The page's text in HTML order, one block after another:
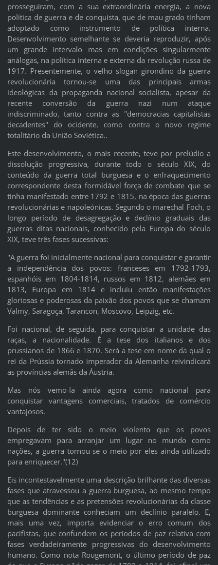
prosseguiram, com a sua extraordinária energia, a nova
política de guerra e de conquista, que de mau grado tinham
adoptado como instrumento de política interna.
Desenvolvimento semelhante se deveria reproduzir, após
um grande intervalo mas em condições singularmente
análogas, na política interna e externa da revolução russa de
1917. Presentemente, o velho slogan girondino da guerra
revolucionária tornou-se uma das principais armas
ideológicas da propaganda nacional socialista, apesar da
recente conversão da guerra nazi num ataque
indiscriminado, tanto contra as "democracias capitalistas
decadentes" do ocidente, como contra o novo regime
totalitário da União Soviética..
Este desenvolvimento, o mais recente, teve por prelúdio a
dissolução progressiva, durante todo o século XIX, do
conteúdo da guerra total burguesa e o enfraquecimento
correspondente desta formidável força de combate que se
tinha manifestado entre 1792 e 1815, na época das guerras
revolucionárias e napoleónicas. Segundo o marechal Foch, o
longo período de desagregação e declínio graduais das
guerras ditas nacionais, conhecido pela Europa do século
XIX, teve três fases sucessivas:
"A guerra foi inicialmente nacional para conquistar e garantir
a independência dos povos: franceses em 1792-1793,
espanhóis em 1804-1814, russos em 1812, alemães em
1813, Europa em 1814 e incluiu então manifestações
gloriosas e poderosas da paixão dos povos que se chamam
Valmy, Saragoça, Tarancon, Moscovo, Leipzig, etc.
Foi nacional, de seguida, para conquistar a unidade das
raças, a nacionalidade. É a tese dos italianos e dos
prussianos de 1866 e 1870. Será a tese em nome da qual o
rei da Prússia tornado imperador da Alemanha reivindicará
as províncias alemãs da Áustria.
Mas nós vemo-la ainda agora como nacional para
conquistar vantagens comerciais, tratados de comércio
vantajosos.
Depois de ter sido o meio violento que os povos
empregavam para arranjar um lugar no mundo como
nações, a guerra tornou-se o meio por eles ainda utilizado
para enriquecer."(12)
Eis incontestavelmente uma descrição brilhante das diversas
fases que atravessou a guerra burguesa, ao mesmo tempo
que as tendências e as pretensões revolucionárias da classe
burguesa dominante conheciam um declínio paralelo. E,
mais uma vez, importa evidenciar o erro comum dos
pacifistas, que confundem os períodos de paz relativa com
fases verdadeiramente progressivas do desenvolvimento
humano. Como nota Rougemont, o último período de paz